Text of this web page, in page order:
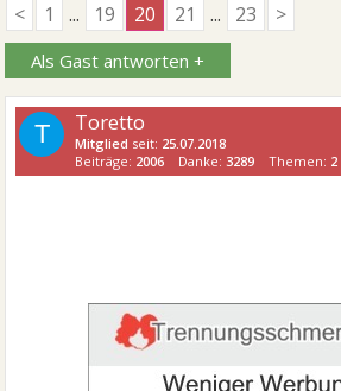
<
1 ... 19 20 21 ... 23 >
Als Gast antworten +
T Toretto
Mitglied seit: 25.07.2018
Beiträge: 2006 Danke:3289 Themen: 2